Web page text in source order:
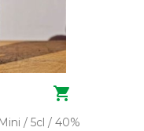

/ 5cl / 40%